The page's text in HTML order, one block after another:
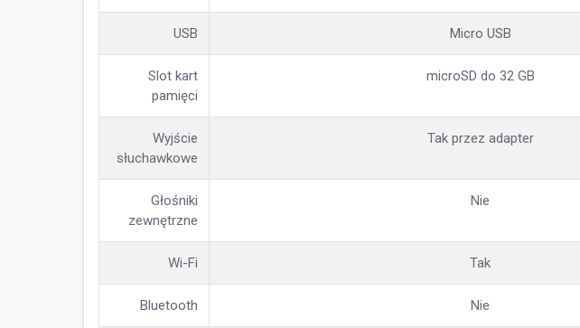
USB Micro USB
Slot kart
pamięci
microSD do 32 GB
Wyjście
słuchawkowe
Tak przez adapter
Głośniki
zewnętrzne
Nie
Wi-Fi Tak
Bluetooth Nie